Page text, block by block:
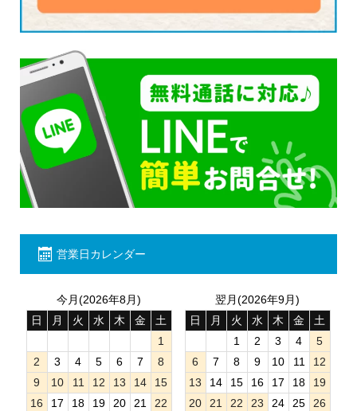
営業日カレンダー
今月(2026年8月)
日
月 火 水 木 金
土
1
2
3 4 5 6 7
8
9
10 11 12 13 14
15
16
17 18 19 20 21
22
翌月(2026年9月)
日
月 火 水 木 金
土
1
2 3 4
5
6
7 8 9 10 11
12
13
14 15 16 17 18
19
20
21 22 23 24 25
26